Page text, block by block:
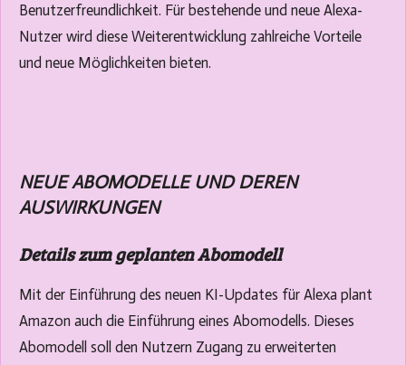
Benutzerfreundlichkeit. Für bestehende und neue Alexa-
Nutzer wird diese Weiterentwicklung zahlreiche Vorteile
und neue Möglichkeiten bieten.
NEUE ABOMODELLE UND DEREN
AUSWIRKUNGEN
Details zum geplanten Abomodell
Mit der Einführung des neuen KI-Updates für Alexa plant
Amazon auch die Einführung eines Abomodells. Dieses
Abomodell soll den Nutzern Zugang zu erweiterten